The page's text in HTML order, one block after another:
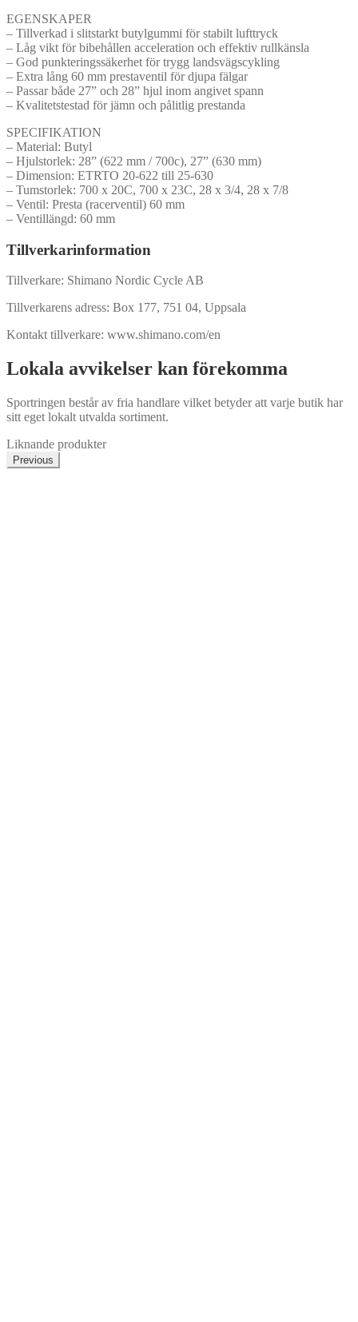
EGENSKAPER
– Tillverkad i slitstarkt butylgummi för stabilt lufttryck
– Låg vikt för bibehållen acceleration och effektiv rullkänsla
– God punkteringssäkerhet för trygg landsvägscykling
– Extra lång 60 mm prestaventil för djupa fälgar
– Passar både 27” och 28” hjul inom angivet spann
– Kvalitetstestad för jämn och pålitlig prestanda
SPECIFIKATION
– Material: Butyl
– Hjulstorlek: 28” (622 mm / 700c), 27” (630 mm)
– Dimension: ETRTO 20-622 till 25-630
– Tumstorlek: 700 x 20C, 700 x 23C, 28 x 3/4, 28 x 7/8
– Ventil: Presta (racerventil) 60 mm
– Ventillängd: 60 mm
Tillverkarinformation
Tillverkare: Shimano Nordic Cycle AB
Tillverkarens adress: Box 177, 751 04, Uppsala
Kontakt tillverkare: www.shimano.com/en
Lokala avvikelser kan förekomma
Sportringen består av fria handlare vilket betyder att varje butik har
sitt eget lokalt utvalda sortiment.
Liknande produkter
Previous